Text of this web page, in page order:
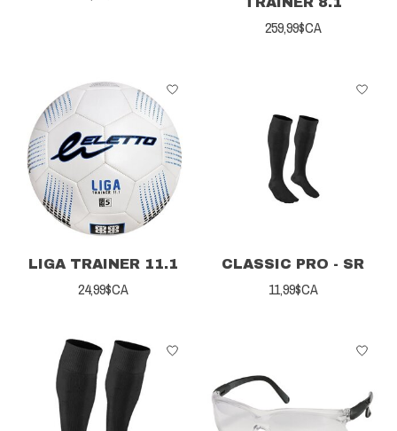
259,99$CA
LIGA TRAINER 11.1
24,99$CA
CLASSIC PRO - SR
11,99$CA